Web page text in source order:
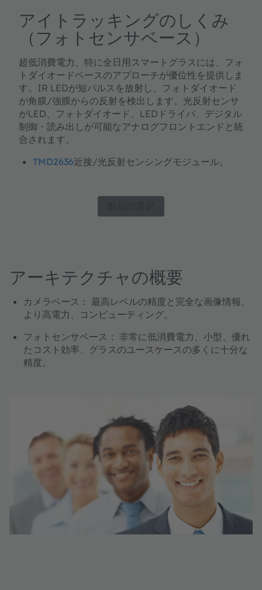
アイトラッキングのしくみ
（フォトセンサベース）
超低消費電力、特に全日用スマートグラスには、 フォ
トダイオードベースのアプローチが優位性を提供しま
す。IR LEDが短パルスを放射し、フォトダイオード
が角膜/強膜からの反射を検出します。 光反射センサ
がLED、フォトダイオード、LEDドライバ、デジタル
制御・読み出しが可能なアナログフロントエンドと統
合されます。
TMD2636近接/光反射センシングモジュール。
アーキテクチャの概要
カメラベース： 最高レベルの精度と完全な画像情報、
より高電力、コンピューティング。
フォトセンサベース： 非常に低消費電力、小型、優れ
たコスト効率、グラスのユースケースの多くに十分な
精度。